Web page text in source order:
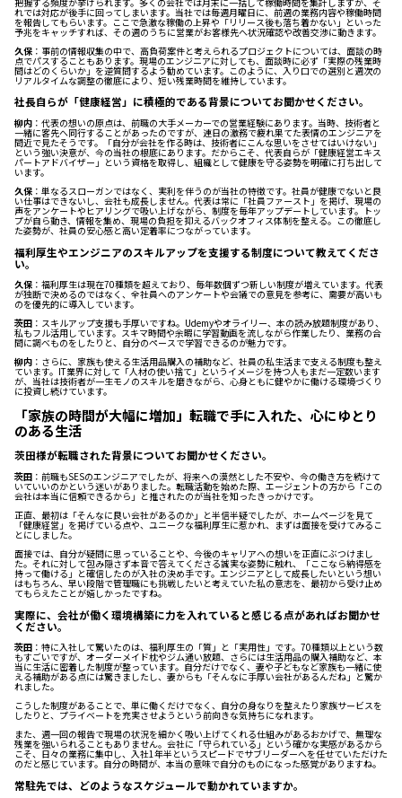
れでは対応が後手に回ってしまいます。当社では毎週月曜日に、前週の業務内容や稼働時間
を報告してもらいます。ここで急激な稼働の上昇や「リリース後も落ち着かない」といった
予兆をキャッチすれば、その週のうちに営業がお客様先へ状況確認や改善交渉に動きます。
久保 ：事前の情報収集の中で、高負荷案件と考えられるプロジェクトについては、面談の時
点でパスすることもあります。現場のエンジニアに対しても、面談時に必ず「実際の残業時
間はどのくらいか」を逆質問するよう勧めています。このように、入り口での選別と週次の
リアルタイムな調整の徹底により、短い残業時間を維持しています。
社長自らが「健康経営」に積極的である背景についてお聞かせください。
柳内 ：代表の想いの原点は、前職の大手メーカーでの営業経験にあります。当時、技術者と
一緒に客先へ同行することがあったのですが、連日の激務で疲れ果てた表情のエンジニアを
間近で見たそうです。「自分が会社を作る時は、技術者にこんな思いをさせてはいけない」
という強い決意が、今の当社の根底にあります。だからこそ、代表自らが「健康経営エキス
パートアドバイザー」という資格を取得し、組織として健康を守る姿勢を明確に打ち出して
います。
久保 ：単なるスローガンではなく、実利を伴うのが当社の特徴です。社員が健康でないと良
い仕事はできないし、会社も成長しません。代表は常に「社員ファースト」を掲げ、現場の
声をアンケートやヒアリングで吸い上げながら、制度を毎年アップデートしています。トッ
プが自ら動き、情報を集め、現場の負担を抑えるバックオフィス体制を整える。この徹底し
た姿勢が、社員の安心感と高い定着率につながっています。
福利厚生やエンジニアのスキルアップを支援する制度について教えてくださ
い。
久保 ：福利厚生は現在70種類を超えており、毎年数個ずつ新しい制度が増えています。代表
が独断で決めるのではなく、全社員へのアンケートや会議での意見を参考に、需要が高いも
のを優先的に導入しています。
茨田 ：スキルアップ支援も手厚いですね。Udemyやオライリー、本の読み放題制度があり、
私もフル活用しています。スキマ時間や余暇に学習動画を流しながら作業したり、業務の合
間に調べものをしたりと、自分のペースで学習できるのが魅力です。
柳内 ：さらに、家族も使える生活用品購入の補助など、社員の私生活まで支える制度も整え
ています。IT業界に対して「人材の使い捨て」というイメージを持つ人もまだ一定数います
が、当社は技術者が一生モノのスキルを磨きながら、心身ともに健やかに働ける環境づくり
に投資し続けています。
「家族の時間が大幅に増加」転職で手に入れた、心にゆとり
のある生活
茨田様が転職された背景についてお聞かせください。
茨田 ：前職もSESのエンジニアでしたが、将来への漠然とした不安や、今の働き方を続けて
いていいのかという迷いがありました。転職活動を始めた際、エージェントの方から「この
会社は本当に信頼できるから」と推されたのが当社を知ったきっかけです。
正直、最初は「そんなに良い会社があるのか」と半信半疑でしたが、ホームページを見て
「健康経営」を掲げている点や、ユニークな福利厚生に惹かれ、まずは面接を受けてみるこ
とにしました。
面接では、自分が疑問に思っていることや、今後のキャリアへの想いを正直にぶつけまし
た。それに対して包み隠さず本音で答えてくださる誠実な姿勢に触れ、「ここなら納得感を
持って働ける」と確信したのが入社の決め手です。エンジニアとして成長したいという想い
はもちろん、早い段階で管理職にも挑戦したいと考えていた私の意志を、最初から受け止め
てもらえたことが嬉しかったですね。
実際に、会社が働く環境構築に力を入れていると感じる点があればお聞かせ
ください。
茨田 ：特に入社して驚いたのは、福利厚生の「質」と「実用性」です。70種類以上という数
もすごいですが、オーダーメイド枕やジム通い放題、さらには生活用品の購入補助など、本
当に生活に密着した制度が整っています。自分だけでなく、妻や子どもなど家族も一緒に使
える補助がある点には驚きましたし、妻からも「そんなに手厚い会社があるんだね」と驚か
れました。
こうした制度があることで、単に働くだけでなく、自分の身なりを整えたり家族サービスを
したりと、プライベートを充実させようという前向きな気持ちになれます。
また、週一回の報告で現場の状況を細かく吸い上げてくれる仕組みがあるおかげで、無理な
残業を強いられることもありません。会社に「守られている」という確かな実感があるから
こそ、日々の業務に集中し、入社1年半というスピードでサブリーダーへを任せていただけた
のだと感じています。自分の時間が、本当の意味で自分のものになった感覚がありますね。
常駐先では、どのようなスケジュールで動かれていますか。